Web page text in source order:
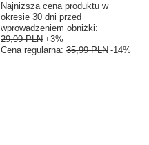
Najniższa cena produktu w
okresie 30 dni przed
wprowadzeniem obniżki:
29,99 PLN +3%
Cena regularna: 35,99 PLN -14%